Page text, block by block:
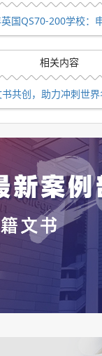
财经双非院校，均
像3+1项目和
，或
）
英国QS70-200学校：
相关内容
共创，助力冲刺世